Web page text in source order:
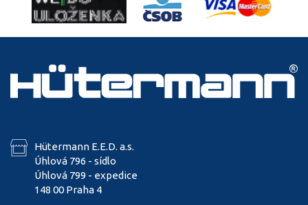
Hütermann E.E.D. a.s.
Úhlová 796 - sídlo
Úhlová 799 - expedice
148 00 Praha 4